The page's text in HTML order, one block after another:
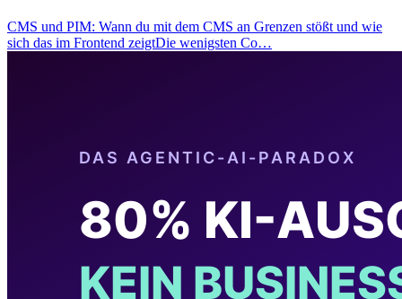
CMS und PIM: Wann du mit dem CMS an Grenzen stößt und wie
sich das im Frontend zeigtDie wenigsten Co…